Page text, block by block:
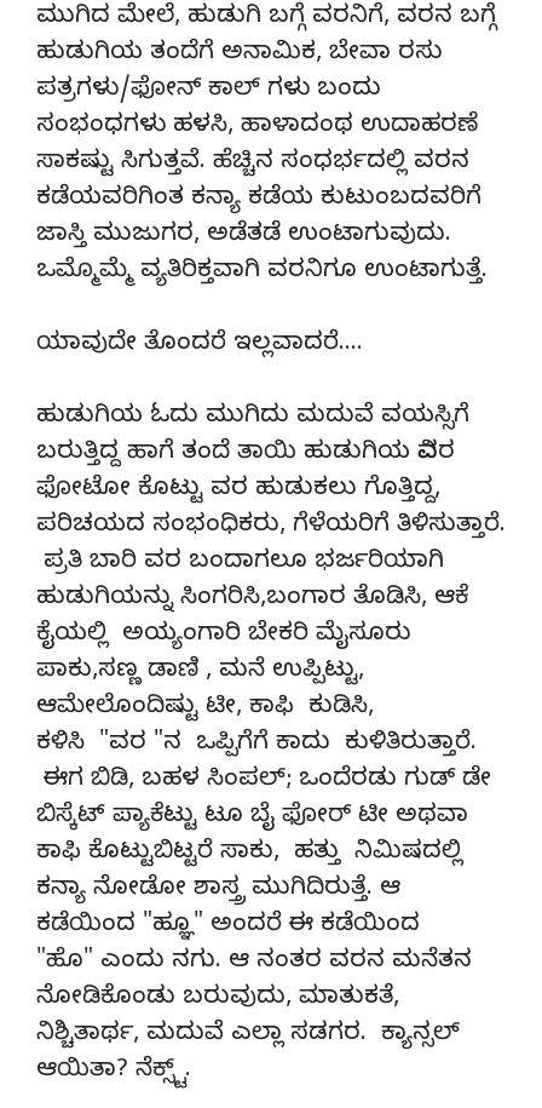
ಮುಗಿದ ಮೇಲೆ, ಹುಡುಗಿ ಬಗ್ಗೆ ವರನಿಗೆ, ವರನ ಬಗ್ಗೆ
ಹುಡುಗಿಯ ತಂದೆಗೆ ಅನಾಮಿಕ, ಬೇವಾ ರಸು
ಪತ್ರಗಳು/ಫೋನ್ ಕಾಲ್ ಗಳು ಬಂದು
ಸಂಭಂಧಗಳು ಹಳಸಿ, ಹಾಳಾದಂಥ ಉದಾಹರಣೆ
ಸಾಕಷ್ಟು ಸಿಗುತ್ತವೆ. ಹೆಚ್ಚಿನ ಸಂಧರ್ಭದಲ್ಲಿ ವರನ
ಕಡೆಯವರಿಗಿಂತ ಕನ್ಯಾ ಕಡೆಯ ಕುಟುಂಬದವರಿಗೆ
ಜಾಸ್ತಿ ಮುಜುಗರ, ಅಡೆತಡೆ ಉಂಟಾಗುವುದು.
ಒಮ್ಮೊಮ್ಮೆ ವ್ಯತಿರಿಕ್ತವಾಗಿ ವರನಿಗೂ ಉಂಟಾಗುತ್ತೆ.
ಯಾವುದೇ ತೊಂದರೆ ಇಲ್ಲವಾದರೆ….
ಹುಡುಗಿಯ ಓದು ಮುಗಿದು ಮದುವೆ ವಯಸ್ಸಿಗೆ
ಬರುತ್ತಿದ್ದ ಹಾಗೆ ತಂದೆ ತಾಯಿ ಹುಡುಗಿಯ ವಿವರ
ಫೋಟೋ ಕೊಟ್ಟು ವರ ಹುಡುಕಲು ಗೊತ್ತಿದ್ದ,
ಪರಿಚಯದ ಸಂಭಂಧಿಕರು, ಗೆಳೆಯರಿಗೆ ತಿಳಿಸುತ್ತಾರೆ.
ಪ್ರತಿ ಬಾರಿ ವರ ಬಂದಾಗಲೂ ಭರ್ಜರಿಯಾಗಿ
ಹುಡುಗಿಯನ್ನು ಸಿಂಗರಿಸಿ,ಬಂಗಾರ ತೊಡಿಸಿ, ಆಕೆ
ಕೈಯಲ್ಲಿ ಅಯ್ಯಂಗಾರಿ ಬೇಕರಿ ಮೈಸೂರು
ಪಾಕು,ಸಣ್ಣ ಡಾಣಿ , ಮನೆ ಉಪ್ಪಿಟ್ಟು,
ಆಮೇಲೊಂದಿಷ್ಟು ಟೀ, ಕಾಫಿ ಕುಡಿಸಿ,
ಕಳಿಸಿ "ವರ "ನ ಒಪ್ಪಿಗೆಗೆ ಕಾದು ಕುಳಿತಿರುತ್ತಾರೆ.
ಈಗ ಬಿಡಿ, ಬಹಳ ಸಿಂಪಲ್; ಒಂದೆರಡು ಗುಡ್ ಡೇ
ಬಿಸ್ಕೆಟ್ ಪ್ಯಾಕೆಟ್ಟು ಟೂ ಬೈ ಫೋರ್ ಟೀ ಅಥವಾ
ಕಾಫಿ ಕೊಟ್ಟುಬಿಟ್ಟರೆ ಸಾಕು, ಹತ್ತು ನಿಮಿಷದಲ್ಲಿ
ಕನ್ಯಾ ನೋಡೋ ಶಾಸ್ತ್ರ ಮುಗಿದಿರುತ್ತೆ. ಆ
ಕಡೆಯಿಂದ "ಹ್ಞೂ" ಅಂದರೆ ಈ ಕಡೆಯಿಂದ
"ಹೊ" ಎಂದು ನಗು. ಆ ನಂತರ ವರನ ಮನೆತನ
ನೋಡಿಕೊಂಡು ಬರುವುದು, ಮಾತುಕತೆ,
ನಿಶ್ಚಿತಾರ್ಥ, ಮದುವೆ ಎಲ್ಲಾ ಸಡಗರ. ಕ್ಯಾನ್ಸಲ್
ಆಯಿತಾ? ನೆಕ್ಸ್ಟ್.